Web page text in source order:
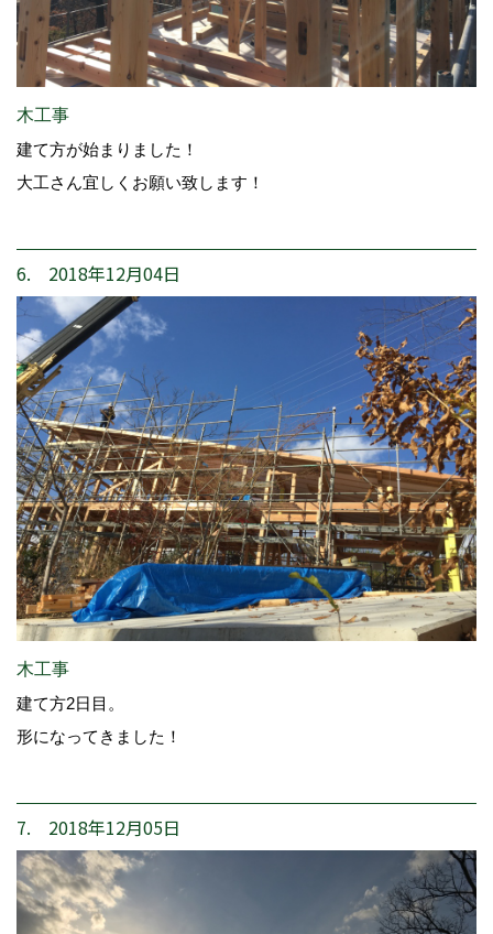
木工事
建て方が始まりました！
大工さん宜しくお願い致します！
6. 2018年12月04日
木工事
建て方2日目。
形になってきました！
7. 2018年12月05日